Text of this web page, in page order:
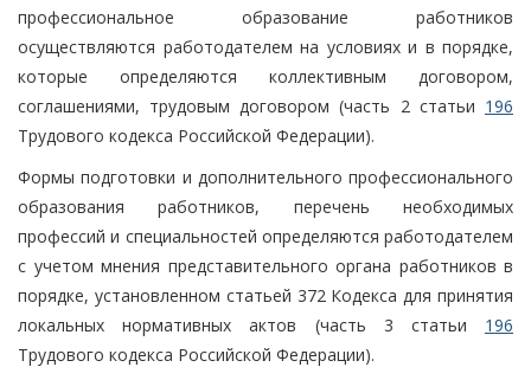
профессиональное образование работников
осуществляются работодателем на условиях и в порядке,
которые определяются коллективным договором,
соглашениями, трудовым договором (часть 2 статьи 196
Трудового кодекса Российской Федерации).
Формы подготовки и дополнительного профессионального
образования работников, перечень необходимых
профессий и специальностей определяются работодателем
с учетом мнения представительного органа работников в
порядке, установленном статьей 372 Кодекса для принятия
локальных нормативных актов (часть 3 статьи 196
Трудового кодекса Российской Федерации).